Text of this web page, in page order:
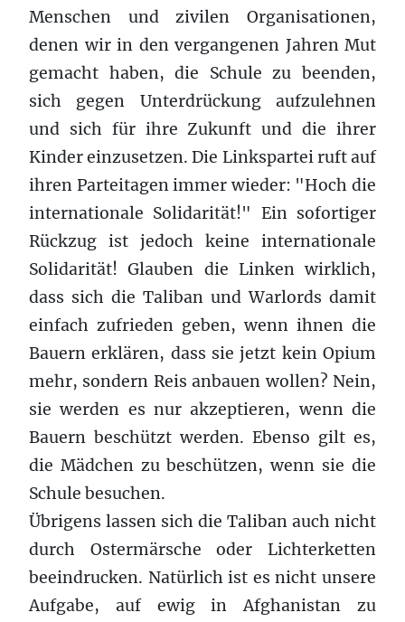
Menschen und zivilen Organisationen,
denen wir in den vergangenen Jahren Mut
gemacht haben, die Schule zu beenden,
sich gegen Unterdrückung aufzulehnen
und sich für ihre Zukunft und die ihrer
Kinder einzusetzen. Die Linkspartei ruft auf
ihren Parteitagen immer wieder: "Hoch die
internationale Solidarität!" Ein sofortiger
Rückzug ist jedoch keine internationale
Solidarität! Glauben die Linken wirklich,
dass sich die Taliban und Warlords damit
einfach zufrieden geben, wenn ihnen die
Bauern erklären, dass sie jetzt kein Opium
mehr, sondern Reis anbauen wollen? Nein,
sie werden es nur akzeptieren, wenn die
Bauern beschützt werden. Ebenso gilt es,
die Mädchen zu beschützen, wenn sie die
Schule besuchen.
Übrigens lassen sich die Taliban auch nicht
durch Ostermärsche oder Lichterketten
beeindrucken. Natürlich ist es nicht unsere
Aufgabe, auf ewig in Afghanistan zu